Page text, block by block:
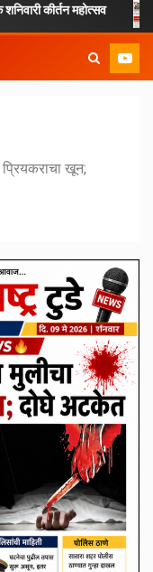
कीर्तन महोत्सव
खून;